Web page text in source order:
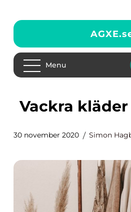
AGXE.
Menu
Vackra
30 november 2020 Simon